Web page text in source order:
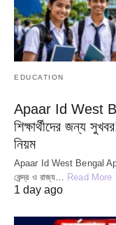
EDUCATION
Apaar Id West
শিক্ষার্থীদের জন্য
নিয়ম
Apaar Id West Bengal Apply
কেন্দ্র ও রাজ্য… Read More
1 day ago